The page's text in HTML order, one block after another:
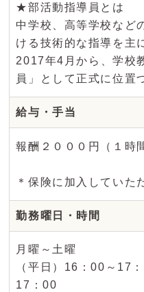
★部活動指導員とは
中学校、高等学校など
ける技術的な指導を主
2017年4月から、学校
員」として正式に位置
給与・手当
報酬２０００円（１時
＊保険に加入していた
勤務曜日・時間
月曜～土曜
（平日）16：00～17
17：00